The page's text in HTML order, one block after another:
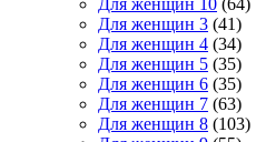
Для женщин 3 (41)
Для женщин 4 (34)
Для женщин 5 (35)
Для женщин 6 (35)
Для женщин 7 (63)
Для женщин 8 (103)